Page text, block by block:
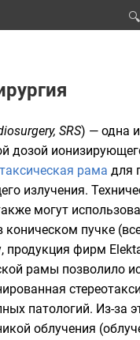
🔍
SRS) — одна
дозой
рама для
излучения.
могут
коническом пучке
продукция фирм
рамы позволило
патологий. Из-за
облучения